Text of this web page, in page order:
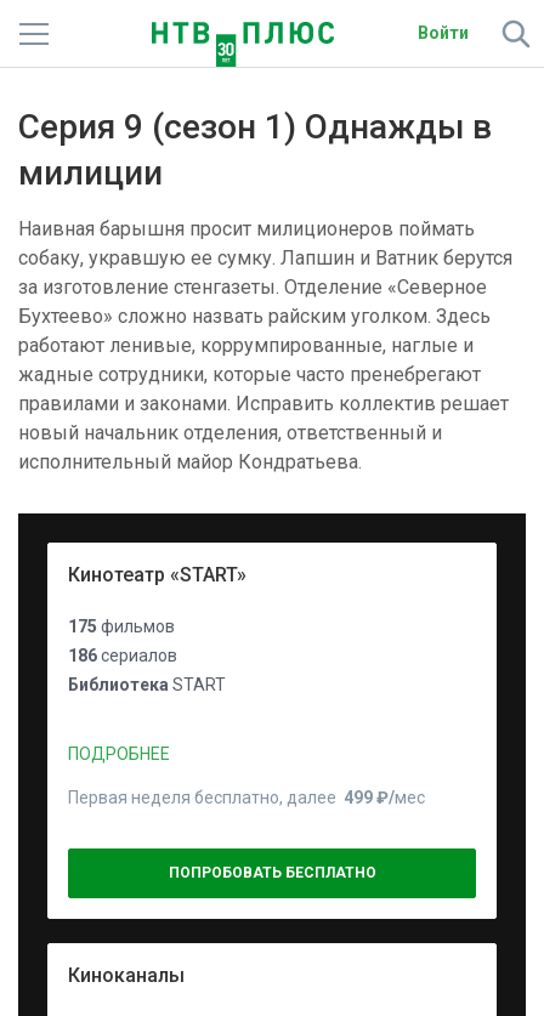
Войти
Фильмы и сериалы
Подписки
Радио
Спутниковым абонентам
О сайте
Серия 9 (сезон 1) Однажды в
милиции
Наивная барышня просит милиционеров поймать
собаку, укравшую ее сумку. Лапшин и Ватник берутся
за изготовление стенгазеты. Отделение «Северное
Бухтеево» сложно назвать райским уголком. Здесь
работают ленивые, коррумпированные, наглые и
жадные сотрудники, которые часто пренебрегают
правилами и законами. Исправить коллектив решает
новый начальник отделения, ответственный и
исполнительный майор Кондратьева.
Кинотеатр «START»
175 фильмов
186сериалов
Библиотека START
ПОДРОБНЕЕ
Первая неделя бесплатно, далее 499 ₽⁠/⁠мес
ПОПРОБОВАТЬ БЕСПЛАТНО
Киноканалы